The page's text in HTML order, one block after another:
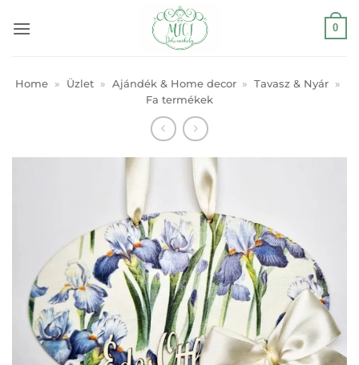
0
Home » Üzlet » Ajándék & Home decor » Tavasz & Nyár »
Fa termékek